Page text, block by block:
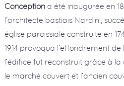
Conceptiona été inaugurée en
l’architecte bastiais Nardini,
église paroissiale construite en
1914 provoqua l’effondrement
l’édifice fut reconstruit grâce à
le marché couvert et l’ancien